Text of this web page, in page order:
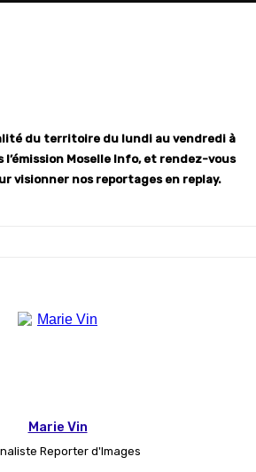
du territoire du lundi au vendredi à
l’émission Moselle Info, et rendez-vous
visionner nos reportages en replay.
Marie Vin
Reporter d'Images